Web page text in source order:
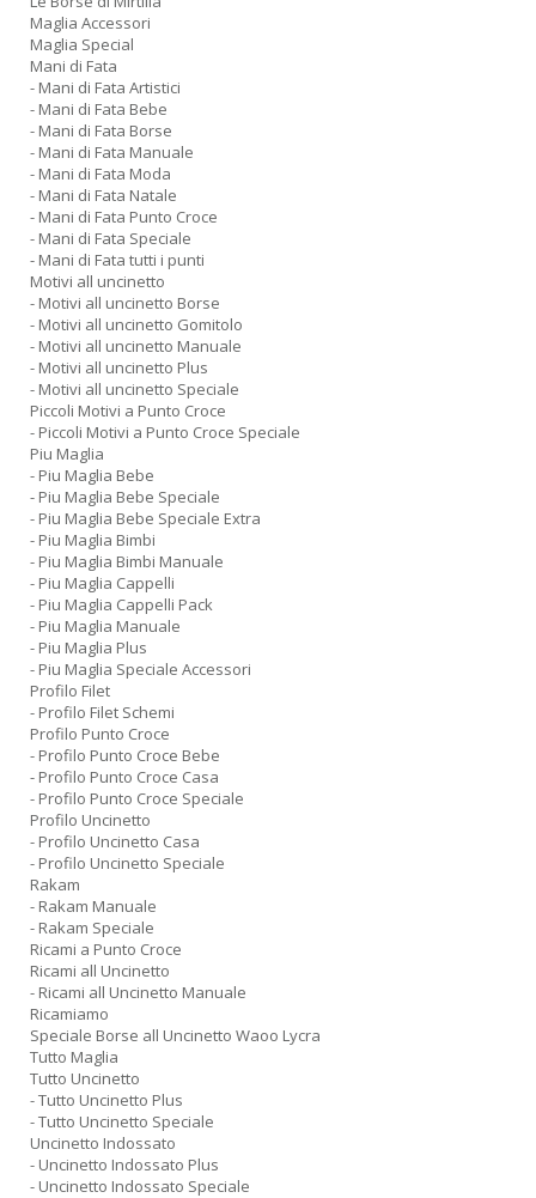
Maglia Accessori
Maglia Special
Mani di Fata
- Mani di Fata Artistici
- Mani di Fata Bebe
- Mani di Fata Borse
- Mani di Fata Manuale
- Mani di Fata Moda
- Mani di Fata Natale
- Mani di Fata Punto Croce
- Mani di Fata Speciale
- Mani di Fata tutti i punti
Motivi all uncinetto
- Motivi all uncinetto Borse
- Motivi all uncinetto Gomitolo
- Motivi all uncinetto Manuale
- Motivi all uncinetto Plus
- Motivi all uncinetto Speciale
Piccoli Motivi a Punto Croce
- Piccoli Motivi a Punto Croce Speciale
Piu Maglia
- Piu Maglia Bebe
- Piu Maglia Bebe Speciale
- Piu Maglia Bebe Speciale Extra
- Piu Maglia Bimbi
- Piu Maglia Bimbi Manuale
- Piu Maglia Cappelli
- Piu Maglia Cappelli Pack
- Piu Maglia Manuale
- Piu Maglia Plus
- Piu Maglia Speciale Accessori
Profilo Filet
- Profilo Filet Schemi
Profilo Punto Croce
- Profilo Punto Croce Bebe
- Profilo Punto Croce Casa
- Profilo Punto Croce Speciale
Profilo Uncinetto
- Profilo Uncinetto Casa
- Profilo Uncinetto Speciale
Rakam
- Rakam Manuale
- Rakam Speciale
Ricami a Punto Croce
Ricami all Uncinetto
- Ricami all Uncinetto Manuale
Ricamiamo
Speciale Borse all Uncinetto Waoo Lycra
Tutto Maglia
Tutto Uncinetto
- Tutto Uncinetto Plus
- Tutto Uncinetto Speciale
Uncinetto Indossato
- Uncinetto Indossato Plus
- Uncinetto Indossato Speciale